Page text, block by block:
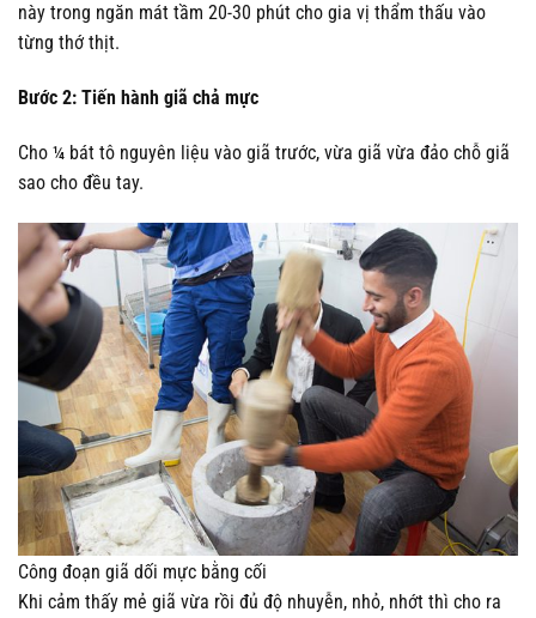
này trong ngăn mát tầm 20-30 phút cho gia vị thẩm thấu vào
từng thớ thịt.
Bước 2: Tiến hành giã chả mực
Cho ¼ bát tô nguyên liệu vào giã trước, vừa giã vừa đảo chỗ giã
sao cho đều tay.
Công đoạn giã dối mực bằng cối
Khi cảm thấy mẻ giã vừa rồi đủ độ nhuyễn, nhỏ, nhớt thì cho ra